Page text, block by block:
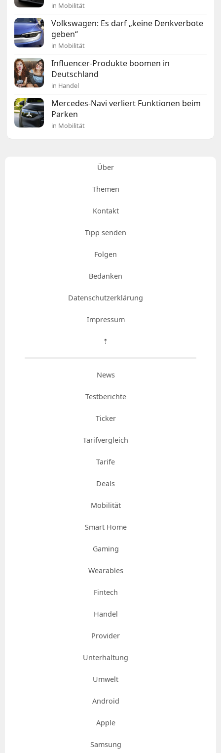
in Mobilität
Volkswagen: Es darf „keine Denkverbote
geben“
in Mobilität
Influencer-Produkte boomen in
Deutschland
in Handel
Mercedes-Navi verliert Funktionen beim
Parken
in Mobilität
Über
Themen
Kontakt
Tipp senden
Folgen
Bedanken
Datenschutzerklärung
Impressum
⇡
News
Testberichte
Ticker
Tarifvergleich
Tarife
Deals
Mobilität
Smart Home
Gaming
Wearables
Fintech
Handel
Provider
Unterhaltung
Umwelt
Android
Apple
Samsung